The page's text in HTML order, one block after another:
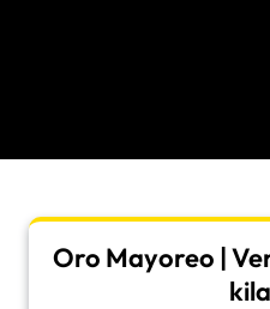
Oro Mayoreo |